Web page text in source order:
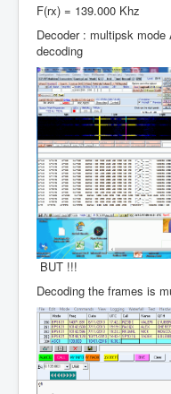
F(rx) = 139.000 Khz
Decoder : multipsk
decoding
BUT !!!
Decoding the frames is